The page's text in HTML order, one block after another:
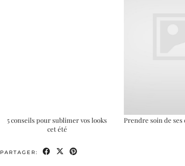
5 conseils pour sublimer vos looks
cet été
Prendre soin de
PARTAGER: